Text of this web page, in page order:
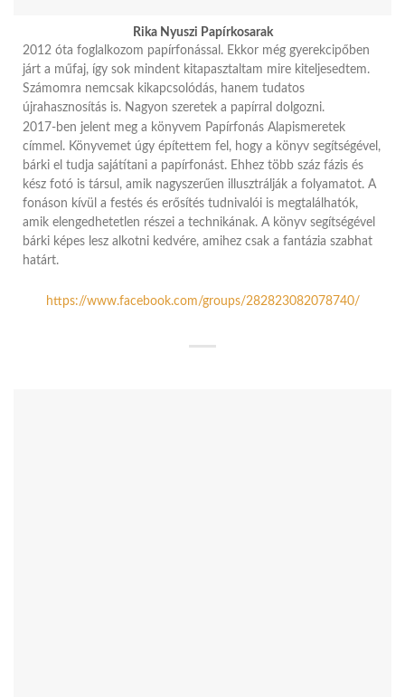
Rika Nyuszi Papírkosarak
2012 óta foglalkozom papírfonással. Ekkor még gyerekcipőben
járt a műfaj, így sok mindent kitapasztaltam mire kiteljesedtem.
Számomra nemcsak kikapcsolódás, hanem tudatos
újrahasznosítás is. Nagyon szeretek a papírral dolgozni.
2017-ben jelent meg a könyvem Papírfonás Alapismeretek
címmel. Könyvemet úgy építettem fel, hogy a könyv segítségével,
bárki el tudja sajátítani a papírfonást. Ehhez több száz fázis és
kész fotó is társul, amik nagyszerűen illusztrálják a folyamatot. A
fonáson kívül a festés és erősítés tudnivalói is megtalálhatók,
amik elengedhetetlen részei a technikának. A könyv segítségével
bárki képes lesz alkotni kedvére, amihez csak a fantázia szabhat
határt.
https://www.facebook.com/groups/282823082078740/